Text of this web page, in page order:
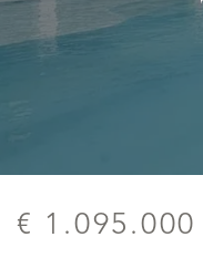
€ 1.095.000